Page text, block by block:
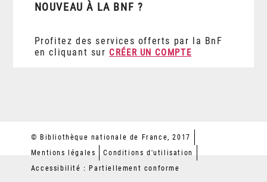
NOUVEAU À LA BNF ?
Profitez des services offerts par la BnF
en cliquant sur CRÉER UN COMPTE
© Bibliothèque nationale de France, 2017
Mentions légales
Conditions d'utilisation
Accessibilité : Partiellement conforme